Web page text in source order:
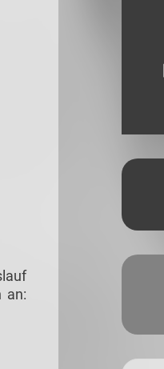
an: